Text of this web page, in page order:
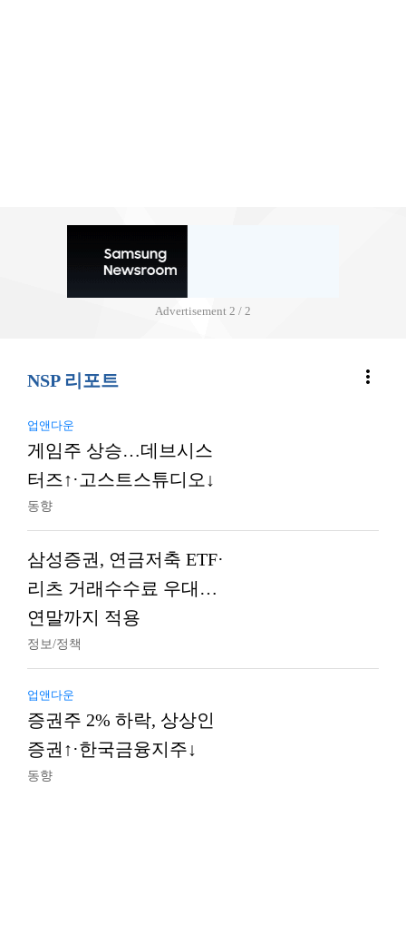
Advertisement 2 / 2
NSP 리포트 more_vert
업앤다운
게임주 상승…데브시스
터즈↑·고스트스튜디오↓
동향
삼성증권, 연금저축 ETF·
리츠 거래수수료 우대…
연말까지 적용
정보/정책
업앤다운
증권주 2% 하락, 상상인
증권↑·한국금융지주↓
동향